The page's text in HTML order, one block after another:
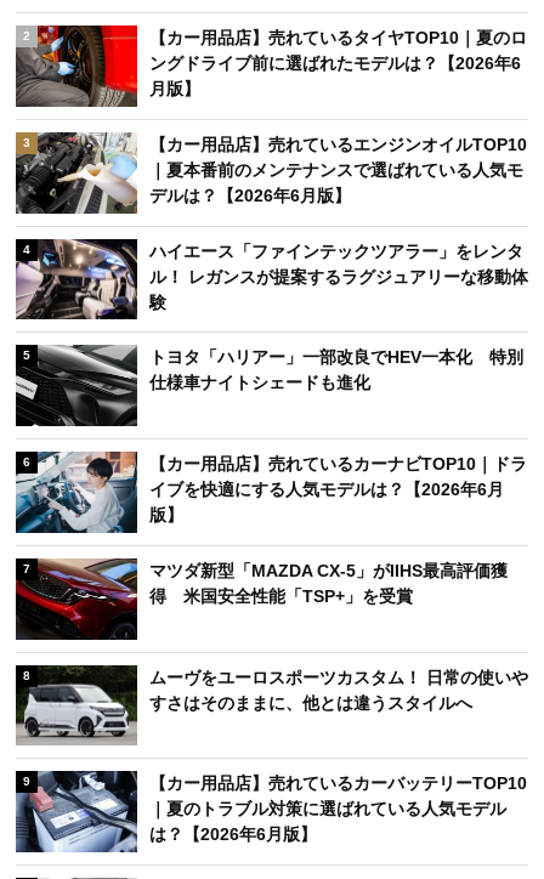
2
【カー用品店】売れているタイヤTOP10｜夏のロ
ングドライブ前に選ばれたモデルは？【2026年6
月版】
3
【カー用品店】売れているエンジンオイルTOP10
｜夏本番前のメンテナンスで選ばれている人気モ
デルは？【2026年6月版】
4
ハイエース「ファインテックツアラー」をレンタ
ル！ レガンスが提案するラグジュアリーな移動体
験
5
トヨタ「ハリアー」一部改良でHEV一本化 特別
仕様車ナイトシェードも進化
6
【カー用品店】売れているカーナビTOP10｜ドラ
イブを快適にする人気モデルは？【2026年6月
版】
7
マツダ新型「MAZDA CX-5」がIIHS最高評価獲
得 米国安全性能「TSP+」を受賞
8
ムーヴをユーロスポーツカスタム！ 日常の使いや
すさはそのままに、他とは違うスタイルへ
9
【カー用品店】売れているカーバッテリーTOP10
｜夏のトラブル対策に選ばれている人気モデル
は？【2026年6月版】